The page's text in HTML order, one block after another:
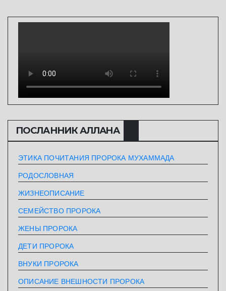
ПОСЛАННИК АЛЛАHА
ЭТИКА ПОЧИТАНИЯ ПРОРОКА МУХАММАДА
РОДОСЛОВНАЯ
ЖИЗНЕОПИСАНИЕ
СЕМЕЙСТВО ПРОРОКА
ЖЕНЫ ПРОРОКА
ДЕТИ ПРОРОКА
ВНУКИ ПРОРОКА
ОПИСАНИЕ ВНЕШНОСТИ ПРОРОКА